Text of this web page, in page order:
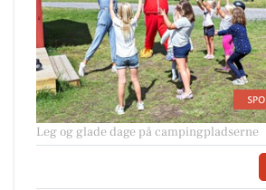
Leg og glade dage på campingpladserne